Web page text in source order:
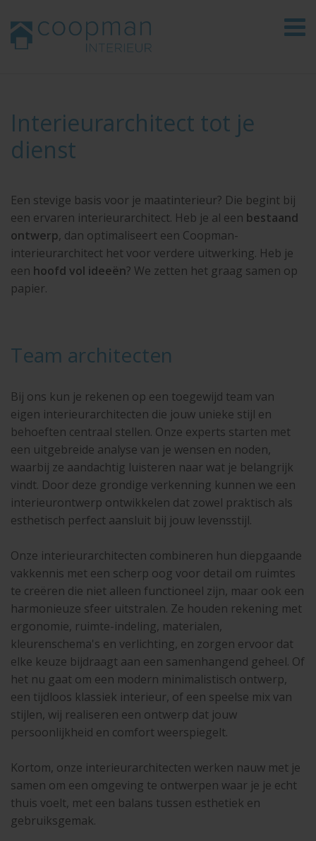
Interieurarchitect tot je
dienst
Een stevige basis voor je maatinterieur? Die begint bij
een ervaren interieurarchitect. Heb je al een bestaand
ontwerp, dan optimaliseert een Coopman-
interieurarchitect het voor verdere uitwerking. Heb je
een hoofd vol ideeën? We zetten het graag samen op
papier.
Team architecten
Bij ons kun je rekenen op een toegewijd team van
eigen interieurarchitecten die jouw unieke stijl en
behoeften centraal stellen. Onze experts starten met
een uitgebreide analyse van je wensen en noden,
waarbij ze aandachtig luisteren naar wat je belangrijk
vindt. Door deze grondige verkenning kunnen we een
interieurontwerp ontwikkelen dat zowel praktisch als
esthetisch perfect aansluit bij jouw levensstijl.
Onze interieurarchitecten combineren hun diepgaande
vakkennis met een scherp oog voor detail om ruimtes
te creëren die niet alleen functioneel zijn, maar ook een
harmonieuze sfeer uitstralen. Ze houden rekening met
ergonomie, ruimte-indeling, materialen,
kleurenschema's en verlichting, en zorgen ervoor dat
elke keuze bijdraagt aan een samenhangend geheel. Of
het nu gaat om een modern minimalistisch ontwerp,
een tijdloos klassiek interieur, of een speelse mix van
stijlen, wij realiseren een ontwerp dat jouw
persoonlijkheid en comfort weerspiegelt.
Kortom, onze interieurarchitecten werken nauw met je
samen om een omgeving te ontwerpen waar je je echt
thuis voelt, met een balans tussen esthetiek en
gebruiksgemak.